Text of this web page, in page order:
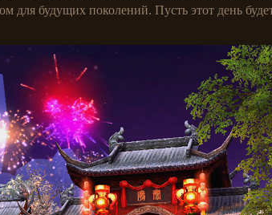
для будущих поколений. Пусть этот день